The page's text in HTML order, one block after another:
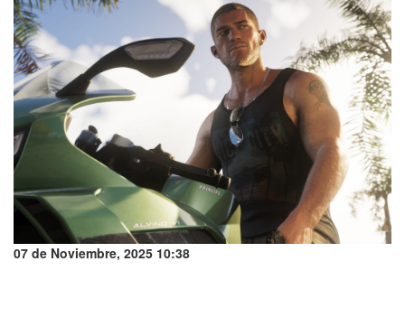
07 de Noviembre, 2025 10:38